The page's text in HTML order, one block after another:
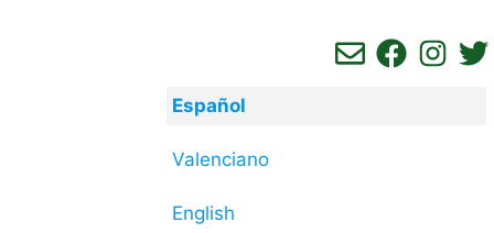
Español
Valenciano
English